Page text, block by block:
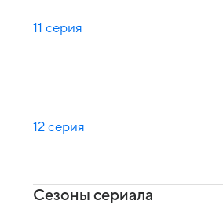
11 серия
12 серия
Сезоны сериала